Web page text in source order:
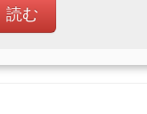
読む